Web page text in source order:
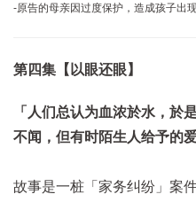
-原告的母亲因过度保护，造成孩子出
第四集【以眼还眼】
「人们总认为血浓於水，於
不闻，但有时陌生人给予的
故事是一桩「家务纠纷」案